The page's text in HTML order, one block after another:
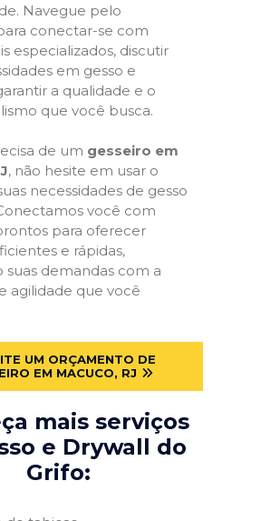
Navegue pelo
conectar-se com
especializados, discutir
em gesso e
a qualidade e o
que você busca.
de um gesseiro em
, não hesite em usar o
necessidades de gesso
você com
para oferecer
e rápidas,
suas demandas com a
agilidade que você
UM ORÇAMENTO DE
EM MACUCO, RJ
mais serviços
e Drywall do
Grifo: